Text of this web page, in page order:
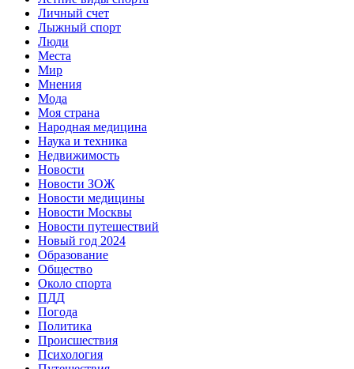
Личный счет
Лыжный спорт
Люди
Места
Мир
Мнения
Мода
Моя страна
Народная медицина
Наука и техника
Недвижимость
Новости
Новости ЗОЖ
Новости медицины
Новости Москвы
Новости путешествий
Новый год 2024
Образование
Общество
Около спорта
ПДД
Погода
Политика
Происшествия
Психология